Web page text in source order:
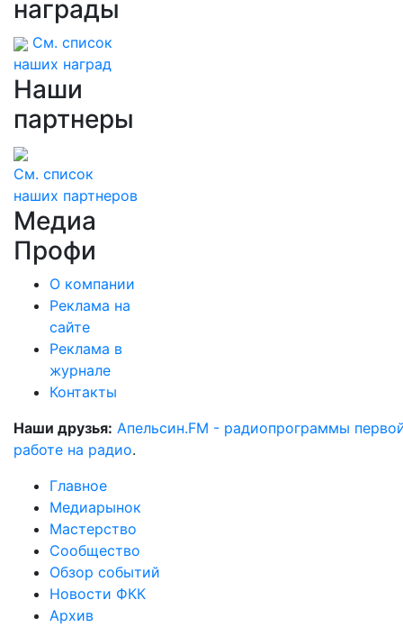
награды
См. список
наших наград
Наши
партнеры
См. список
наших партнеров
Медиа
Профи
О компании
Реклама на
сайте
Реклама в
журнале
Контакты
Наши друзья: Апельсин.FM - радиопрограммы
работе на радио.
Главное
Медиарынок
Мастерство
Сообщество
Обзор событий
Новости ФКК
Архив